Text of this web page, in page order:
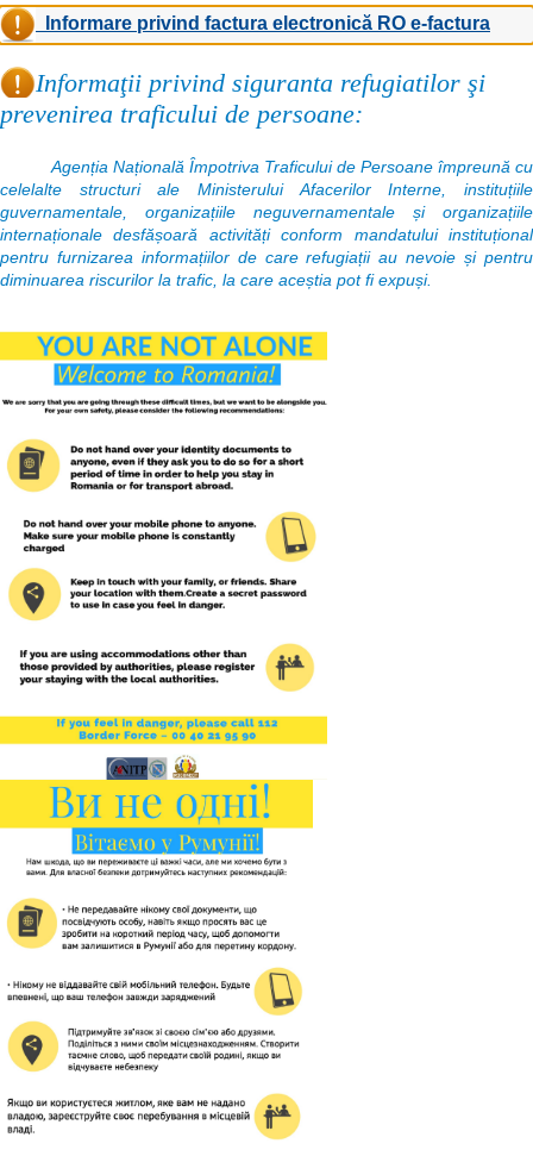
Informare privind factura electronică RO e-factura
Informaţii privind siguranta refugiatilor şi
prevenirea traficului de persoane:
Agenția Națională Împotriva Traficului de Persoane împreună cu
celelalte structuri ale Ministerului Afacerilor Interne, instituțiile
guvernamentale, organizațiile neguvernamentale și organizațiile
internaționale desfășoară activități conform mandatului instituțional
pentru furnizarea informațiilor de care refugiații au nevoie și pentru
diminuarea riscurilor la trafic, la care aceștia pot fi expuși.